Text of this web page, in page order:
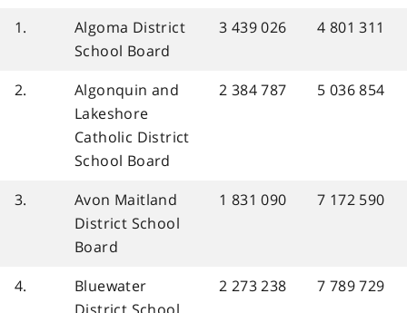
1.
Algoma District
School Board
3 439 026 4 801 311
2.
Algonquin and
Lakeshore
Catholic District
School Board
2 384 787 5 036 854
3.
Avon Maitland
District School
Board
1 831 090 7 172 590
4.
Bluewater
2 273 238 7 789 729